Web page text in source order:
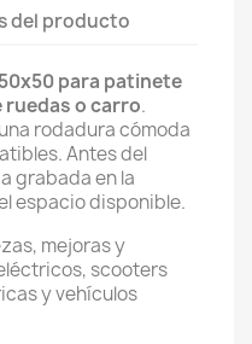
del producto
para patinete
o carro.
rodadura cómoda
Antes del
grabada en la
espacio disponible.
mejoras y
scooters
y vehículos